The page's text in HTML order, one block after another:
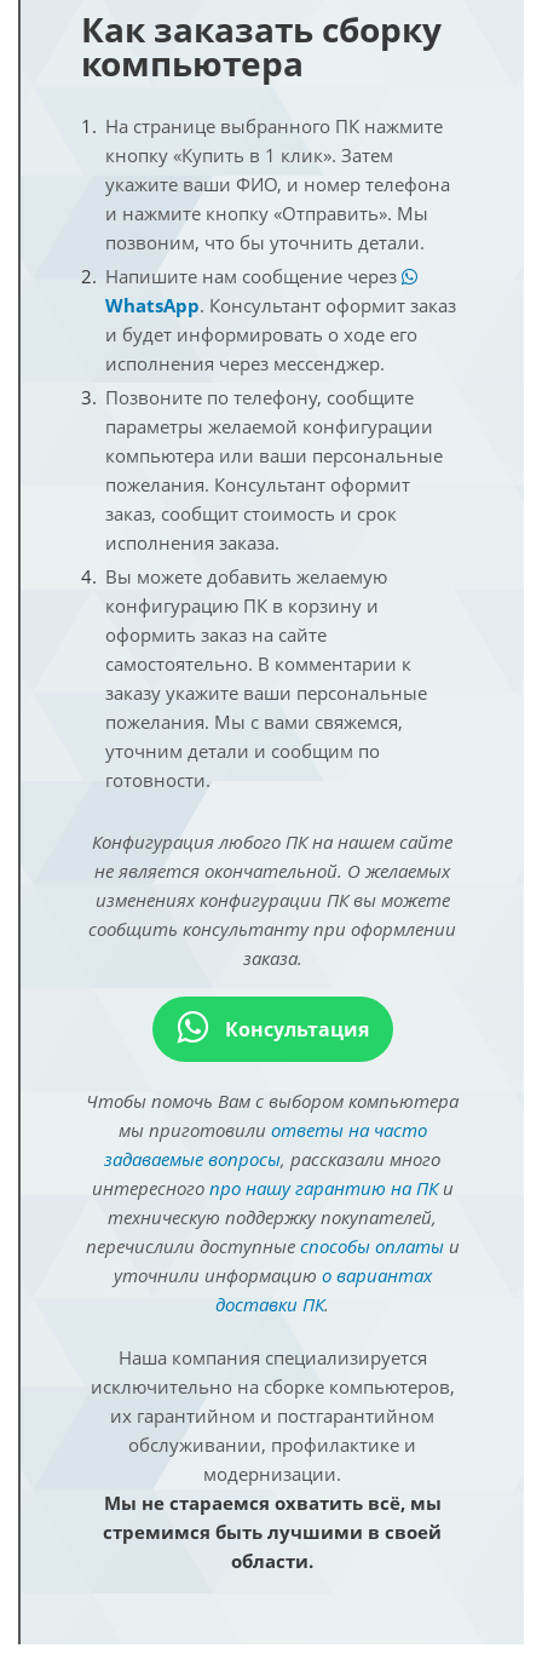
Как заказать сборку
компьютера
На странице выбранного ПК нажмите
кнопку «Купить в 1 клик». Затем
укажите ваши ФИО, и номер телефона
и нажмите кнопку «Отправить». Мы
позвоним, что бы уточнить детали.
Напишите нам сообщение через
WhatsApp. Консультант оформит заказ
и будет информировать о ходе его
исполнения через мессенджер.
Позвоните по телефону, сообщите
параметры желаемой конфигурации
компьютера или ваши персональные
пожелания. Консультант оформит
заказ, сообщит стоимость и срок
исполнения заказа.
Вы можете добавить желаемую
конфигурацию ПК в корзину и
оформить заказ на сайте
самостоятельно. В комментарии к
заказу укажите ваши персональные
пожелания. Мы с вами свяжемся,
уточним детали и сообщим по
готовности.
Конфигурация любого ПК на нашем сайте
не является окончательной. О желаемых
изменениях конфигурации ПК вы можете
сообщить консультанту при оформлении
заказа.
Консультация
Чтобы помочь Вам с выбором компьютера
мы приготовили ответы на часто
задаваемые вопросы, рассказали много
интересного про нашу гарантию на ПКи
техническую поддержку покупателей,
перечислили доступные способы оплатыи
уточнили информацию о вариантах
доставки ПК.
Наша компания специализируется
исключительно на сборке компьютеров,
их гарантийном и постгарантийном
обслуживании, профилактике и
модернизации.
Мы не стараемся охватить всё, мы
стремимся быть лучшими в своей
области.